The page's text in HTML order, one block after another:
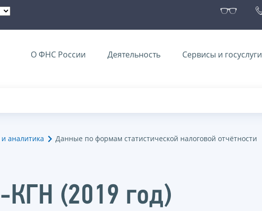
О ФНС России Деятельность Сервисы и госуслуги
аналитика Данные по формам статистической налоговой отчётности
(2019 год)